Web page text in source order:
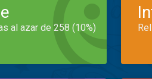
al azar de 258 (10%)